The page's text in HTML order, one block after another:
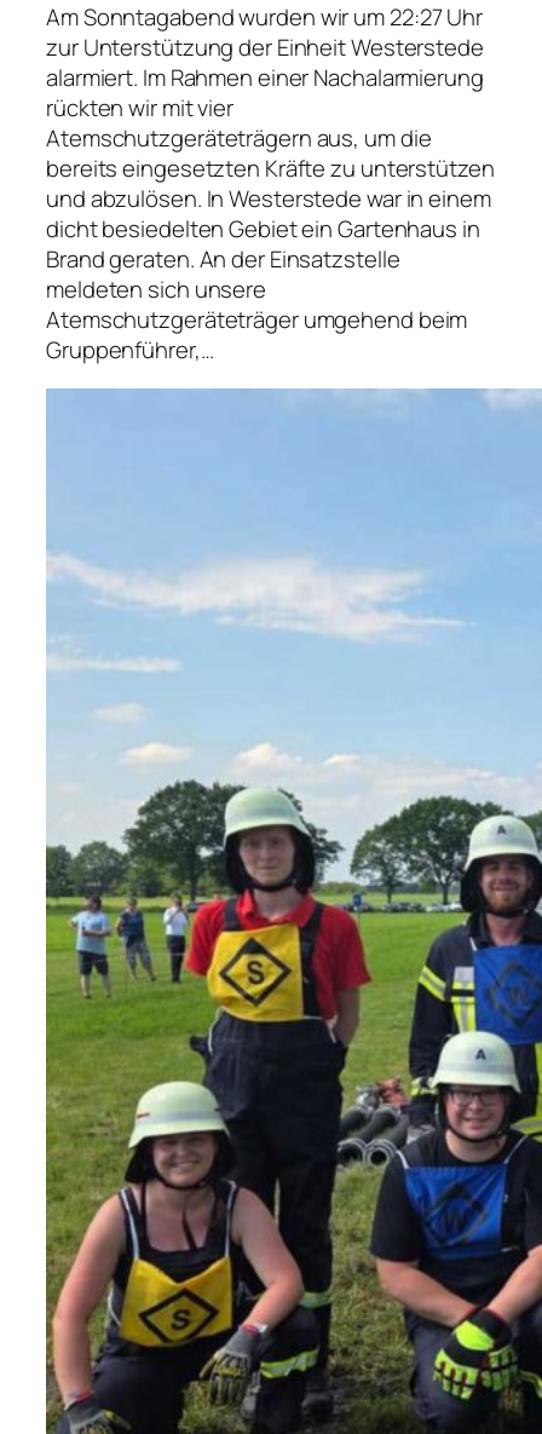
Am Sonntagabend wurden wir um 22:27 Uhr
zur Unterstützung der Einheit Westerstede
alarmiert. Im Rahmen einer Nachalarmierung
rückten wir mit vier
Atemschutzgeräteträgern aus, um die
bereits eingesetzten Kräfte zu unterstützen
und abzulösen. In Westerstede war in einem
dicht besiedelten Gebiet ein Gartenhaus in
Brand geraten. An der Einsatzstelle
meldeten sich unsere
Atemschutzgeräteträger umgehend beim
Gruppenführer,…